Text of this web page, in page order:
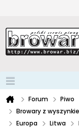
Forum Piwo
Browary z
Europa
Litwa